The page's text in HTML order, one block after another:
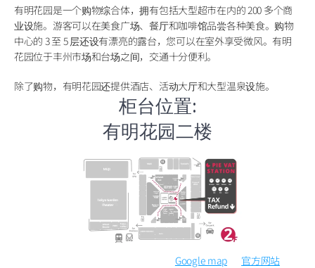
有明花园是一个购物综合体，拥有包括大型超市在内的 200 多个商
业设施。游客可以在美食广场、餐厅和咖啡馆品尝各种美食。购物
中心的 3 至 5 层还设有漂亮的露台，您可以在室外享受微风。有明
花园位于丰州市场和台场之间，交通十分便利。
除了购物，有明花园还提供酒店、活动大厅和大型温泉设施。
柜台位置:
有明花园二楼
Google map
官方网站